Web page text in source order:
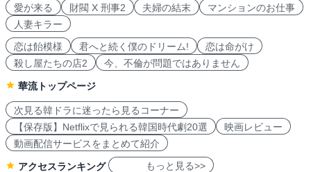
愛が来る 財閥 X 刑事2 夫婦の結末
マンションのお仕事
人妻キラー
恋は飴模様
君へと続く僕のドリーム!
恋は命がけ
殺し屋たちの店2
今、不倫が問題ではありません
華流トップページ
次見る韓ドラに迷ったら見るコーナー
【保存版】Netflixで見られる韓国時代劇20選
映画レビュー
動画配信サービスをまとめて紹介
アクセスランキング もっと見る>>